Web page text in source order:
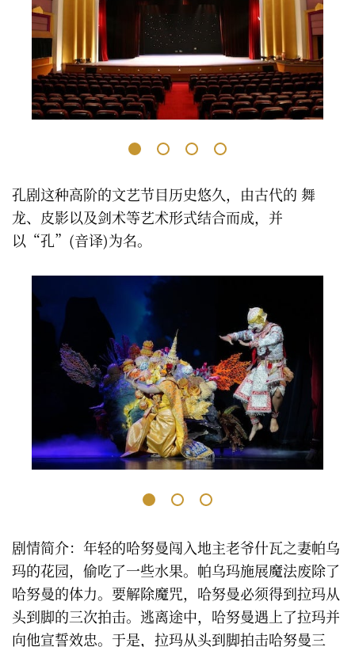
孔剧这种高阶的文艺节目历史悠久，由古代的 舞
龙、皮影以及剑术等艺术形式结合而成，并
以“孔”(音译)为名。
剧情简介：年轻的哈努曼闯入地主老爷什瓦之妻帕乌
玛的花园，偷吃了一些水果。帕乌玛施展魔法废除了
哈努曼的体力。要解除魔咒，哈努曼必须得到拉玛从
头到脚的三次拍击。逃离途中，哈努曼遇上了拉玛并
向他宣誓效忠。于是，拉玛从头到脚拍击哈努曼三